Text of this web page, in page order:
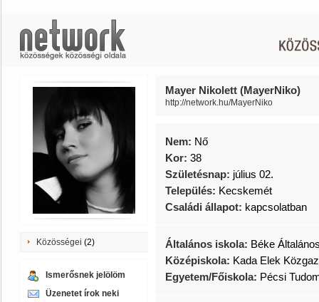
Közösségei (2)
Ismerősnek jelölöm
Üzenetet írok neki
Mayer Nikolett (MayerNiko)
http://network.hu/MayerNiko
Nem: Nő
Kor: 38
Születésnap: július 02.
Település: Kecskemét
Családi állapot: kapcsolatban
Általános iskola: Béke
Középiskola: Kada Elek
Egyetem/Főiskola: Pécsi